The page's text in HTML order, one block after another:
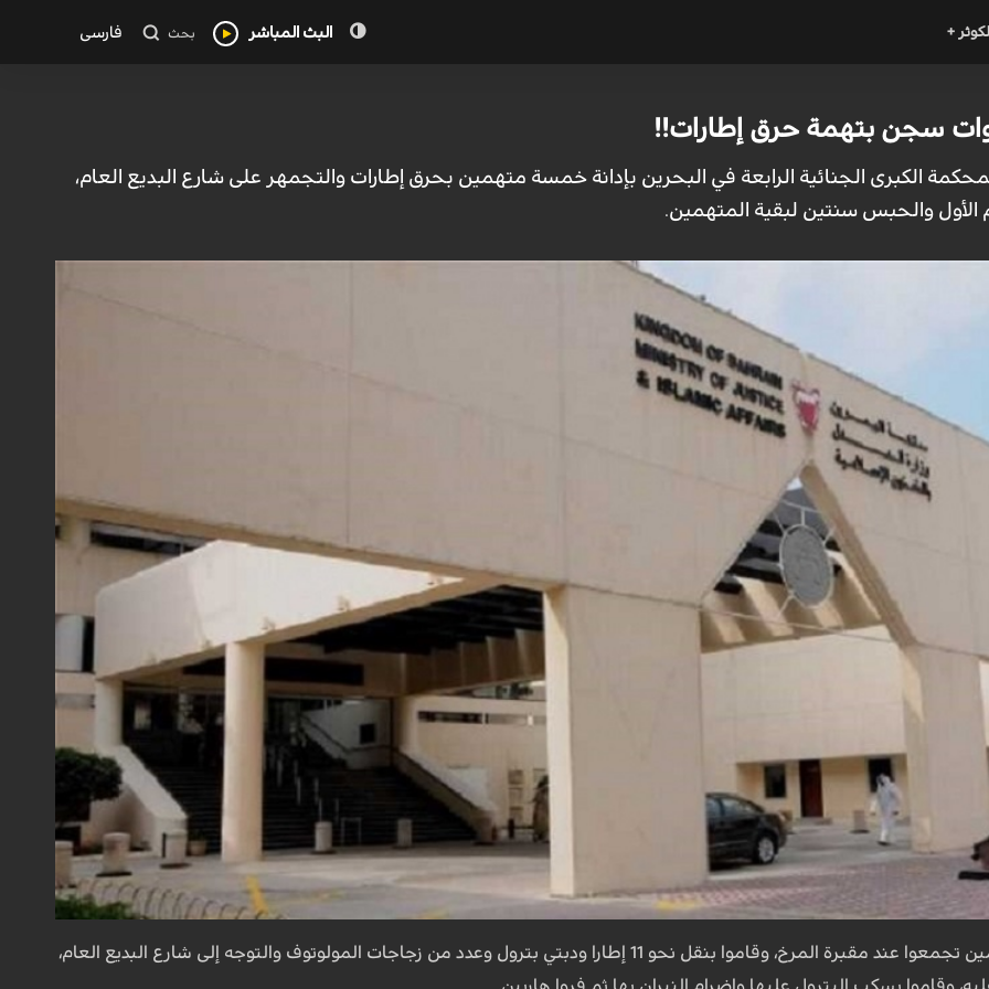
الكوثر + البث المباشر بحث فارسی
الكبرى الجنائية الرابعة في البحرين بإدانة خمسة متهمين بحرق إطارات والتجمهر على شارع البديع العام،
وزعمت السلطات أن المتهمين تجمعوا عند مقبرة المرخ، وقاموا بنقل نحو 11 إطارا ودبتي بترول وعدد من زجاجات المولوتوف والتوجه إلى شارع البديع العام،